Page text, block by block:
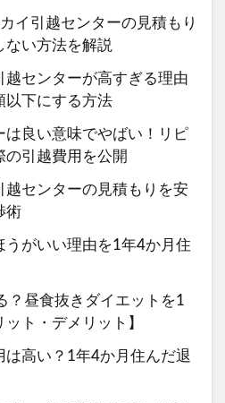
イ引越センターの見積もり
ない方法を解説
越センターが高すぎる理由
以下にする方法
は良い意味でやばい！リピ
の引越費用を公開
越センターの見積もりを安
術
うがいい理由を1年4か月住
？昼食抜きダイエットを1
ト・デメリット】
は高い？1年4か月住んだ退